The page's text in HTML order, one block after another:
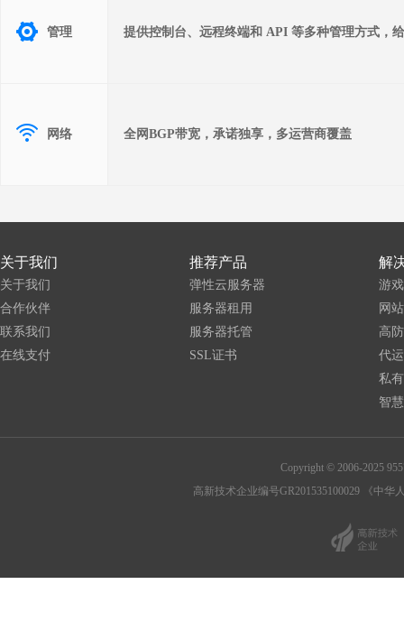
管理 提供控制台、远程终端和 API 等多种管理方式，
网络 全网BGP带宽，承诺独享，多运营商覆盖
关于我们
关于我们
合作伙伴
联系我们
在线支付
推荐产品
弹性云服务器
服务器租用
服务器托管
SSL证书
解
游
网
高
代
私
智
Copyright © 2006-2025
高新技术企业编号GR201535100029
《中华